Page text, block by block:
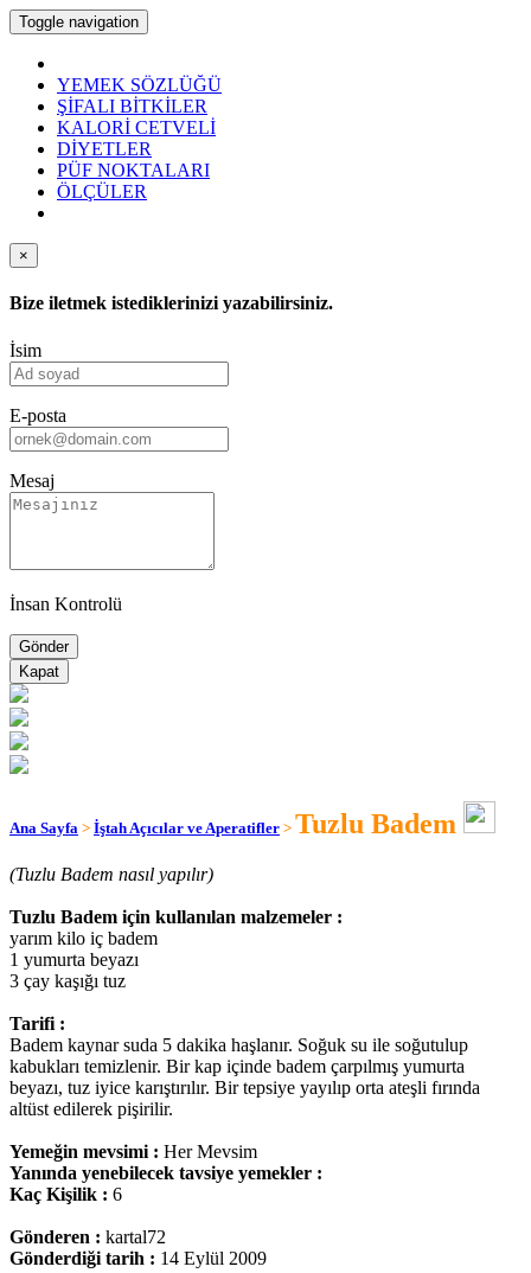
Toggle navigation
YEMEK SÖZLÜĞÜ
ŞİFALI BİTKİLER
KALORİ CETVELİ
DİYETLER
PÜF NOKTALARI
ÖLÇÜLER
×
Bize iletmek istediklerinizi yazabilirsiniz.
İsim
E-posta
Mesaj
İnsan Kontrolü
Kapat
Ana Sayfa > İştah Açıcılar ve Aperatifler > Tuzlu Badem
(Tuzlu Badem nasıl yapılır)
Tuzlu Badem için kullanılan malzemeler :
yarım kilo iç badem
1 yumurta beyazı
3 çay kaşığı tuz
Tarifi :
Badem kaynar suda 5 dakika haşlanır. Soğuk su ile soğutulup
kabukları temizlenir. Bir kap içinde badem çarpılmış yumurta
beyazı, tuz iyice karıştırılır. Bir tepsiye yayılıp orta ateşli fırında
altüst edilerek pişirilir.
Yemeğin mevsimi : Her Mevsim
Yanında yenebilecek tavsiye yemekler :
Kaç Kişilik : 6
Gönderen : kartal72
Gönderdiği tarih : 14 Eylül 2009